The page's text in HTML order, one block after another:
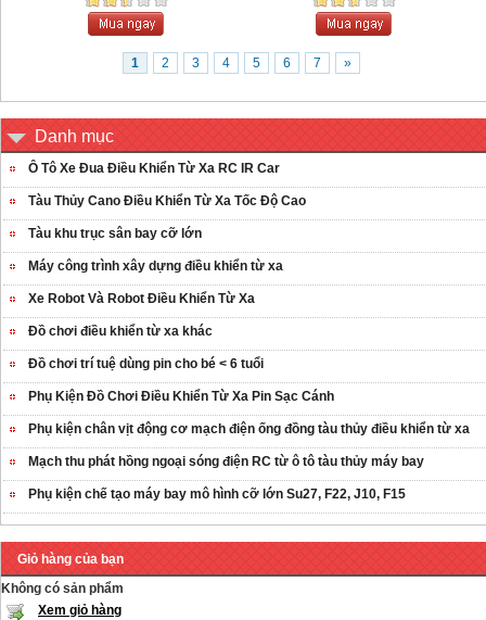
1 2 3 4 5 6 7 »
Danh mục
Ô Tô Xe Đua Điều Khiển Từ Xa RC IR Car
Tàu Thủy Cano Điều Khiển Từ Xa Tốc Độ Cao
Tàu khu trục sân bay cỡ lớn
Máy công trình xây dựng điều khiển từ xa
Xe Robot Và Robot Điều Khiển Từ Xa
Đồ chơi điều khiển từ xa khác
Đồ chơi trí tuệ dùng pin cho bé < 6 tuổi
Phụ Kiện Đồ Chơi Điều Khiển Từ Xa Pin Sạc Cánh
Phụ kiện chân vịt động cơ mạch điện ống đồng tàu thủy điều khiển từ xa
Mạch thu phát hồng ngoại sóng điện RC từ ô tô tàu thủy máy bay
Phụ kiện chế tạo máy bay mô hình cỡ lớn Su27, F22, J10, F15
Giỏ hàng của bạn
Không có sản phẩm
Xem giỏ hàng